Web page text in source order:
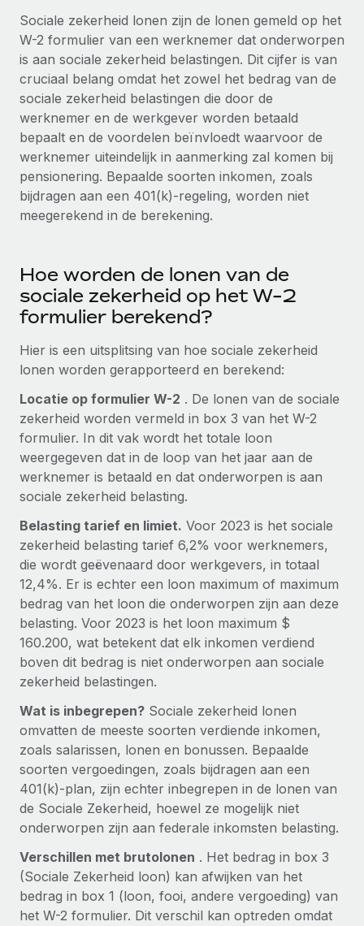
PEO
Ingewikkelde HR-taken eenvoudig uitbesteden
INFRASTRUCTUUR
Remote Embedded
HR naadloos in workflows integreren
Platform
Ingebouwde essentiële HR-functies voor je team
Integraties
Processen stroomlijnen met essentiële zakelijke tools
DIENSTEN
Vraag een expert
Krijg hulp van global HR- en juridische experts
Achtergrondonderzoek
Vereenvoudig het screeningsproces van
kandidaten
Compliance Watchtower
Blijf compliance-risico's voor
Apparaatbeheer
Lever en track wereldwijd IT-middelen
Entiteiten oprichten
Stel snel compliant entiteiten op
Plaats werknemers moeiteloos over
Secundaire arbeidsvoorwaarden
Eenvoudig secundaire arbeidsvoorwaarden
beheren
GROEIFASE
Start-ups
Flexibele global HR en payroll solutions voor groeiende
Mid-market
Teams uitbreiden met HR solutions op maat
Enterprise
Global HR voor grote bedrijven
WERK MET ONS SAMEN
Strategische technologiepartners
Integreer global HR flexibel in je platform
Een partner worden
Ontdek hoe je met ons kunt samenwerken
Remote Build Binnenkort beschikbaar
Integraties en advies over AI-automatiseringen
CASESTUDY'S
Ontdek valuta-opties en betaalsnelheden voor
LEREN MET REMOTE
Onderzoek en gidsen
Casestudy's
HR-woordenlijst
Webinars
Newsroom
Inzicht in salaris en talent
Inzichtencentrum
Support
Alle bronnen bekijken
BLOG
Global Payroll
EOR en PEO
Contractor Management
Belastingen
Naar de blog
BLOG
Productupdates van Remote: Gusto- en Xero-
integraties en Contractor Management Plus
te helpen bij het aannemen, beheren en...
Meer informatie
Nederlands
Français
Deutsch
Español
Italiano
Português (Portugal)
日本語
한국어
中文（简体）
Inloggen
Sociale zekerheid lonen zijn de lonen gemeld op het
W-2 formulier van een werknemer dat onderworpen
is aan sociale zekerheid belastingen. Dit cijfer is van
cruciaal belang omdat het zowel het bedrag van de
sociale zekerheid belastingen die door de
werknemer en de werkgever worden betaald
bepaalt en de voordelen beïnvloedt waarvoor de
werknemer uiteindelijk in aanmerking zal komen bij
pensionering. Bepaalde soorten inkomen, zoals
bijdragen aan een 401(k)-regeling, worden niet
meegerekend in de berekening.
Hoe worden de lonen van de
sociale zekerheid op het W-2
formulier berekend?
Hier is een uitsplitsing van hoe sociale zekerheid
lonen worden gerapporteerd en berekend:
Locatie op formulier W-2 . De lonen van de sociale
zekerheid worden vermeld in box 3 van het W-2
formulier. In dit vak wordt het totale loon
weergegeven dat in de loop van het jaar aan de
werknemer is betaald en dat onderworpen is aan
sociale zekerheid belasting.
Belasting tarief en limiet. Voor 2023 is het sociale
zekerheid belasting tarief 6,2% voor werknemers,
die wordt geëvenaard door werkgevers, in totaal
12,4%. Er is echter een loon maximum of maximum
bedrag van het loon die onderworpen zijn aan deze
belasting. Voor 2023 is het loon maximum $
160.200, wat betekent dat elk inkomen verdiend
boven dit bedrag is niet onderworpen aan sociale
zekerheid belastingen.
Wat is inbegrepen? Sociale zekerheid lonen
omvatten de meeste soorten verdiende inkomen,
zoals salarissen, lonen en bonussen. Bepaalde
soorten vergoedingen, zoals bijdragen aan een
401(k)-plan, zijn echter inbegrepen in de lonen van
de Sociale Zekerheid, hoewel ze mogelijk niet
onderworpen zijn aan federale inkomsten belasting.
Verschillen met brutolonen . Het bedrag in box 3
(Sociale Zekerheid loon) kan afwijken van het
bedrag in box 1 (loon, fooi, andere vergoeding) van
het W-2 formulier. Dit verschil kan optreden omdat